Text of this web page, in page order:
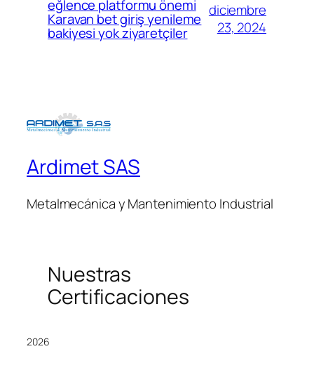
eğlence platformu önemi
Karavan bet giriş yenileme
bakiyesi yok ziyaretçiler
diciembre
23, 2024
Ardimet SAS
Metalmecánica y Mantenimiento Industrial
Nuestras
Certificaciones
2026